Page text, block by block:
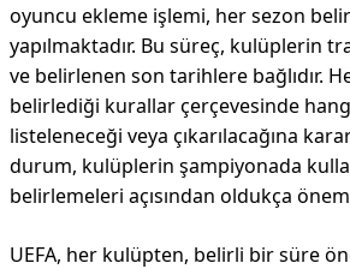
oyuncu ekleme işlemi, her sezon
yapılmaktadır. Bu süreç, kulüplerin
ve belirlenen son tarihlere bağlıdır.
belirlediği kurallar çerçevesinde
listeleneceği veya çıkarılacağına
durum, kulüplerin şampiyonada
belirlemeleri açısından oldukça
UEFA, her kulüpten, belirli bir süre